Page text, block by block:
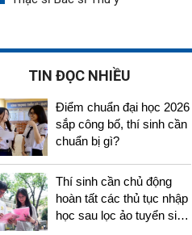
TIN ĐỌC NHIỀU
Điểm chuẩn đại học 2026
sắp công bố, thí sinh cần
chuẩn bị gì?
Thí sinh cần chủ động
hoàn tất các thủ tục nhập
học sau lọc ảo tuyển sinh